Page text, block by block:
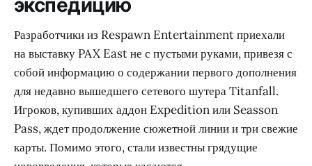
экспедицию
Разработчики из Respawn Entertainment приехали
на выставку PAX East не с пустыми руками, привезя с
собой информацию о содержании первого дополнения
для недавно вышедшего сетевого шутера Titanfall.
Игроков, купивших аддон Expedition или Seasson
Pass, ждет продолжение сюжетной линии и три свежие
карты. Помимо этого, стали известны грядущие